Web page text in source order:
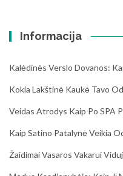
Informacija
Kalėdinės Verslo Dovanos:
Kokia Lakštinė Kaukė Tavo
Veidas Atrodys Kaip Po SPA
Kaip Satino Patalynė Veikia
Žaidimai Vasaros Vakarui